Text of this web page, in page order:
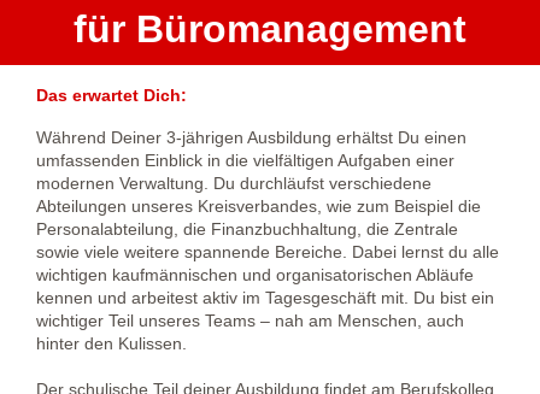
für Büromanagement
Das erwartet Dich:
Während Deiner 3-jährigen Ausbildung erhältst Du einen
umfassenden Einblick in die vielfältigen Aufgaben einer
modernen Verwaltung. Du durchläufst verschiedene
Abteilungen unseres Kreisverbandes, wie zum Beispiel die
Personalabteilung, die Finanzbuchhaltung, die Zentrale
sowie viele weitere spannende Bereiche. Dabei lernst du alle
wichtigen kaufmännischen und organisatorischen Abläufe
kennen und arbeitest aktiv im Tagesgeschäft mit. Du bist ein
wichtiger Teil unseres Teams – nah am Menschen, auch
hinter den Kulissen.
Der schulische Teil deiner Ausbildung findet am Berufskolleg